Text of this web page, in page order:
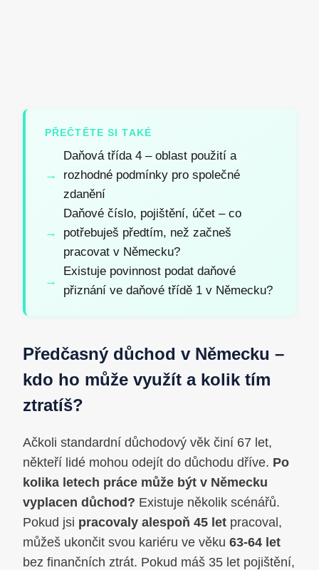
PŘEČTĚTE SI TAKÉ
Daňová třída 4 – oblast použití a
rozhodné podmínky pro společné
zdanění
Daňové číslo, pojištění, účet – co
potřebuješ předtím, než začneš
pracovat v Německu?
Existuje povinnost podat daňové
přiznání ve daňové třídě 1 v Německu?
Předčasný důchod v Německu –
kdo ho může využít a kolik tím
ztratíš?
Ačkoli standardní důchodový věk činí 67 let,
někteří lidé mohou odejít do důchodu dříve. Po
kolika letech práce může být v Německu
vyplacen důchod? Existuje několik scénářů.
Pokud jsi pracovaly alespoň 45 let pracoval,
můžeš ukončit svou kariéru ve věku 63-64 let
bez finančních ztrát. Pokud máš 35 let pojištění,